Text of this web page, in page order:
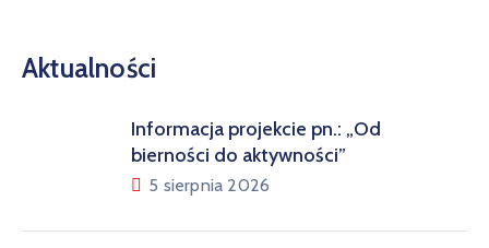
Aktualności
Informacja projekcie pn.: „Od
bierności do aktywności”
5 sierpnia 2026